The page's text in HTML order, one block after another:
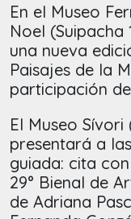
En el Museo
Noel (Suipacha
una nueva
Paisajes de la
participación
El Museo
presentará a
guiada: cita
29° Bienal de
de Adriana